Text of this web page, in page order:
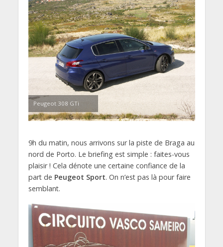
Peugeot 308 GTi
9h du matin, nous arrivons sur la piste de Braga au
nord de Porto. Le briefing est simple : faites-vous
plaisir ! Cela dénote une certaine confiance de la
part de Peugeot Sport. On n’est pas là pour faire
semblant.